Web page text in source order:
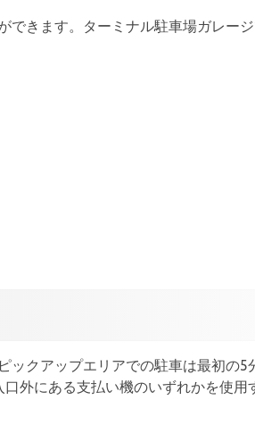
きます。ターミナル駐車場ガレー
クアップエリアでの駐車は最初の5
外にある支払い機のいずれかを使用